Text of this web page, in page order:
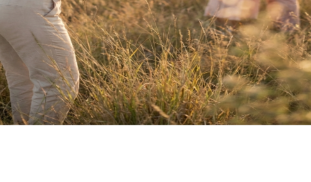
Jou reis saamTrou Ideesbegin
hier.
Ons gebruik koekies om jou ervaring te verbeter.
Privaatheidsbeleid vir meer inligting.
Aanvaar Weier